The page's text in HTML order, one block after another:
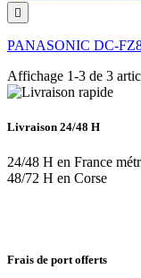

PANASONIC DC-
Affichage 1-3 de 3
Livraison 24/48 H
24/48 H en France
48/72 H en Corse
Frais de port offerts